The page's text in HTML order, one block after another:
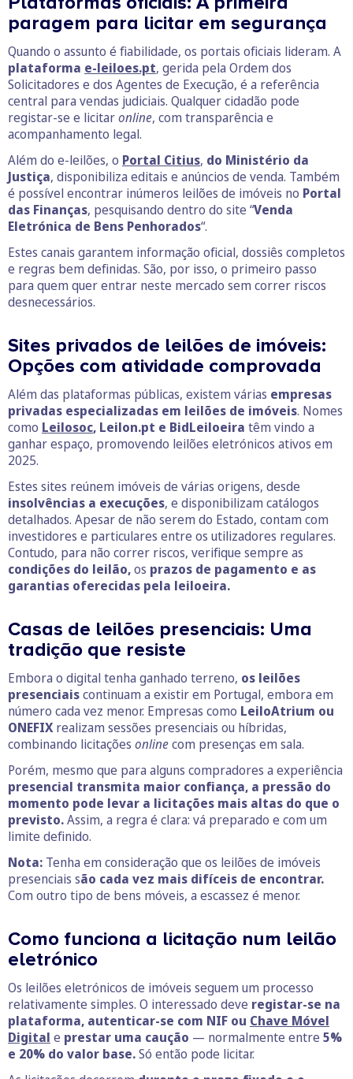
paragem para licitar em segurança
Quando o assunto é fiabilidade, os portais oficiais lideram. A
plataforma e-leiloes.pt, gerida pela Ordem dos
Solicitadores e dos Agentes de Execução, é a referência
central para vendas judiciais. Qualquer cidadão pode
registar-se e licitaronline, com transparência e
acompanhamento legal.
Além do e-leilões, o Portal Citius, do Ministério da
Justiça, disponibiliza editais e anúncios de venda. Também
é possível encontrar inúmeros leilões de imóveis no Portal
das Finanças, pesquisando dentro do site “Venda
Eletrónica de Bens Penhorados“.
Estes canais garantem informação oficial, dossiês completos
e regras bem definidas. São, por isso, o primeiro passo
para quem quer entrar neste mercado sem correr riscos
desnecessários.
Sites privados de leilões de imóveis:
Opções com atividade comprovada
Além das plataformas públicas, existem várias empresas
privadas especializadas em leilões de imóveis. Nomes
como Leilosoc, Leilon.pt e BidLeiloeira têm vindo a
ganhar espaço, promovendo leilões eletrónicos ativos em
2025.
Estes sites reúnem imóveis de várias origens, desde
insolvências a execuções, e disponibilizam catálogos
detalhados. Apesar de não serem do Estado, contam com
investidores e particulares entre os utilizadores regulares.
Contudo, para não correr riscos, verifique sempre as
condições do leilão,os prazos de pagamento e as
garantias oferecidas pela leiloeira.
Casas de leilões presenciais: Uma
tradição que resiste
Embora o digital tenha ganhado terreno, os leilões
presenciaiscontinuam a existir em Portugal, embora em
número cada vez menor. Empresas como LeiloAtrium ou
ONEFIXrealizam sessões presenciais ou híbridas,
combinando licitações onlinecom presenças em sala.
Porém, mesmo que para alguns compradores a experiência
presencial transmita maior confiança, a pressão do
momento pode levar a licitações mais altas do que o
previsto.Assim, a regra é clara: vá preparado e com um
limite definido.
Nota: Tenha em consideração que os leilões de imóveis
presenciais são cada vez mais difíceis de encontrar.
Com outro tipo de bens móveis, a escassez é menor.
Como funciona a licitação num leilão
eletrónico
Os leilões eletrónicos de imóveis seguem um processo
relativamente simples. O interessado deve registar-se na
plataforma, autenticar-se com NIF ou Chave Móvel
Digital e prestar uma caução — normalmente entre 5%
e 20% do valor base.Só então pode licitar.